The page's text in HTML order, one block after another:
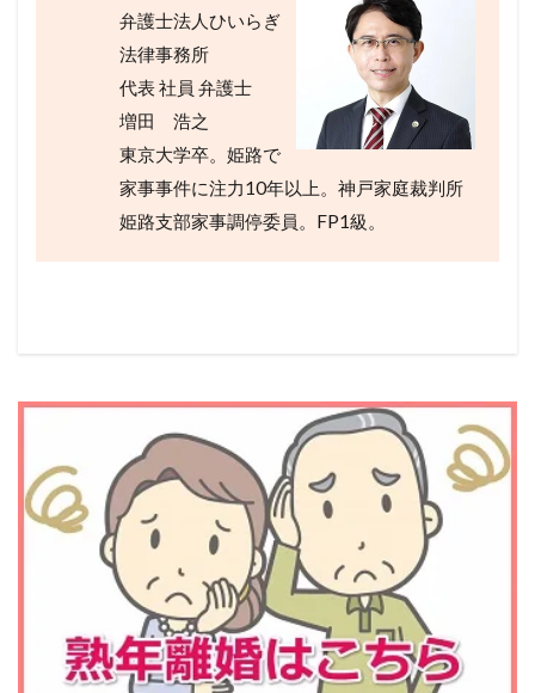
弁護士法人ひいらぎ
法律事務所
代表 社員 弁護士
増田 浩之
東京大学卒。姫路で
家事事件に注力10年以上。神戸家庭裁判所
姫路支部家事調停委員。FP1級。